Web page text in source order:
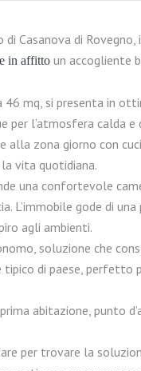
Casanova di
in affitto un accogliente
46 mq, si presenta in
per l’atmosfera calda
alla zona giorno con
vita quotidiana.
una confortevole
L’immobile gode di
agli ambienti.
soluzione che
di paese, perfetto
abitazione, punto
per trovare la